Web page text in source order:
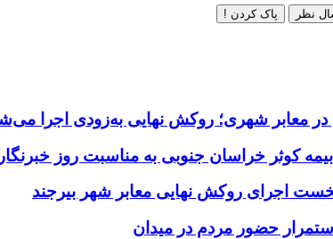
نظر پاک کردن !
در معابر شهری؛ روکش نهایی به‌زودی اجرا
کوثر خراسان جنوبی به مناسبت روز خبرنگار
اجرای روکش نهایی معابر شهر بیرجند
حضور مردم در میدان